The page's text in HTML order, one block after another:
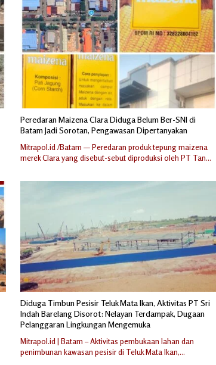
Peredaran Maizena Clara Diduga Belum Ber-SNI di
Batam Jadi Sorotan, Pengawasan Dipertanyakan
Mitrapol.id /Batam — Peredaran produk tepung maizena
merek Clara yang disebut-sebut diproduksi oleh PT Tan…
Diduga Timbun Pesisir Teluk Mata Ikan, Aktivitas PT Sri
Indah Barelang Disorot: Nelayan Terdampak, Dugaan
Pelanggaran Lingkungan Mengemuka
Mitrapol.id | Batam – Aktivitas pembukaan lahan dan
penimbunan kawasan pesisir di Teluk Mata Ikan,…